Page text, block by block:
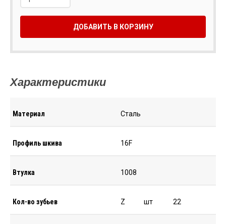
ДОБАВИТЬ В КОРЗИНУ
Характеристики
Материал Сталь
Профиль шкива 16F
Втулка 1008
Кол-во зубьев Z шт 22